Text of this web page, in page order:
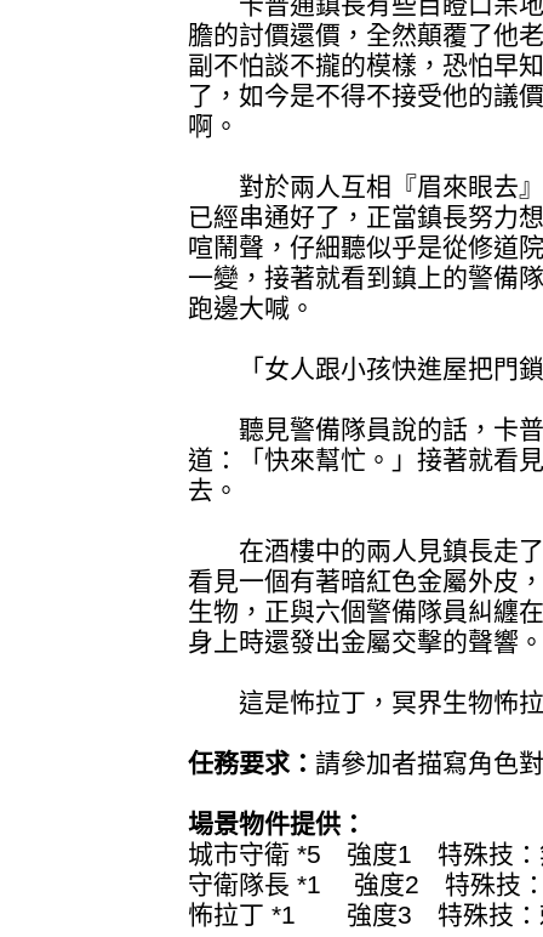
膽的討價還價，全然顛覆了他
副不怕談不攏的模樣，恐怕早
了，如今是不得不接受他的議
啊。
對於兩人互相『眉來眼去』
已經串通好了，正當鎮長努力
喧鬧聲，仔細聽似乎是從修道
一變，接著就看到鎮上的警備
跑邊大喊。
「女人跟小孩快進屋把門鎖
聽見警備隊員說的話，卡普
道：「快來幫忙。」接著就看
去。
在酒樓中的兩人見鎮長走了
看見一個有著暗紅色金屬外皮
生物，正與六個警備隊員糾纏
身上時還發出金屬交擊的聲響。
這是怖拉丁，冥界生物怖
任務要求： 請參加者描寫角色
場景物件提供：
城市守衛 *5 強度1 特殊技：
守衛隊長 *1 強度2 特殊技：
怖拉丁 *1 強度3 特殊技：